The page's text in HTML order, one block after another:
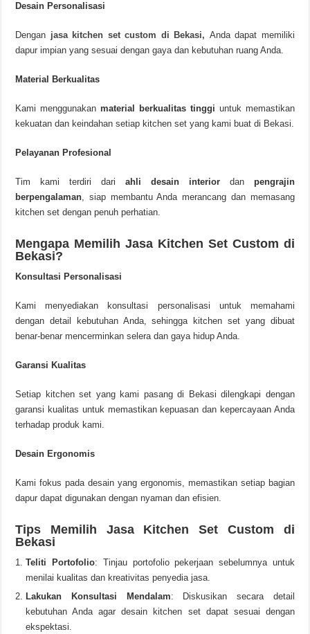
Desain Personalisasi
Dengan jasa kitchen set custom di Bekasi, Anda dapat memiliki
dapur impian yang sesuai dengan gaya dan kebutuhan ruang Anda.
Material Berkualitas
Kami menggunakanmaterial berkualitas tinggi untuk memastikan
kekuatan dan keindahan setiap kitchen set yang kami buat di Bekasi.
Pelayanan Profesional
Tim kami terdiri dari ahli desain interiordan pengrajin
berpengalaman, siap membantu Anda merancang dan memasang
kitchen set dengan penuh perhatian.
Mengapa Memilih Jasa Kitchen Set Custom di
Bekasi?
Konsultasi Personalisasi
Kami menyediakan konsultasi personalisasi untuk memahami
dengan detail kebutuhan Anda, sehingga kitchen set yang dibuat
benar-benar mencerminkan selera dan gaya hidup Anda.
Garansi Kualitas
Setiap kitchen set yang kami pasang di Bekasi dilengkapi dengan
garansi kualitas untuk memastikan kepuasan dan kepercayaan Anda
terhadap produk kami.
Desain Ergonomis
Kami fokus pada desain yang ergonomis, memastikan setiap bagian
dapur dapat digunakan dengan nyaman dan efisien.
Tips Memilih Jasa Kitchen Set Custom di
Bekasi
Teliti Portofolio: Tinjau portofolio pekerjaan sebelumnya untuk
menilai kualitas dan kreativitas penyedia jasa.
Lakukan Konsultasi Mendalam: Diskusikan secara detail
kebutuhan Anda agar desain kitchen set dapat sesuai dengan
ekspektasi.